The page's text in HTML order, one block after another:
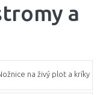
a
na živý plot a kríky